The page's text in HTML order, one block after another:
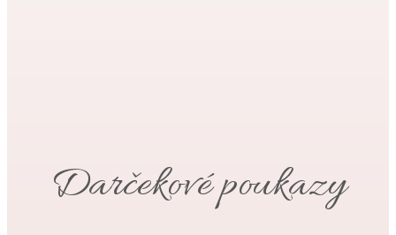
Darčekové poukazy